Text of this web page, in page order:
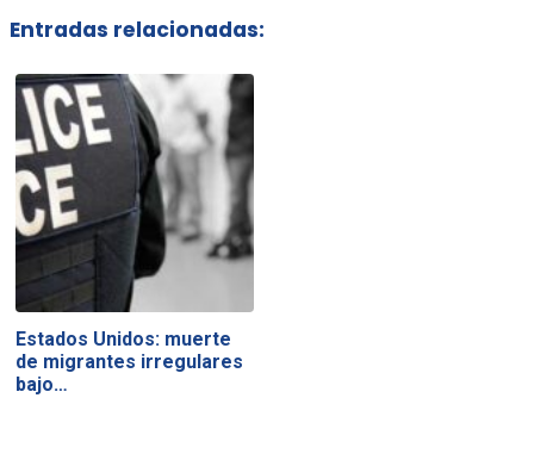
Entradas relacionadas:
Estados Unidos: muerte
de migrantes irregulares
bajo…